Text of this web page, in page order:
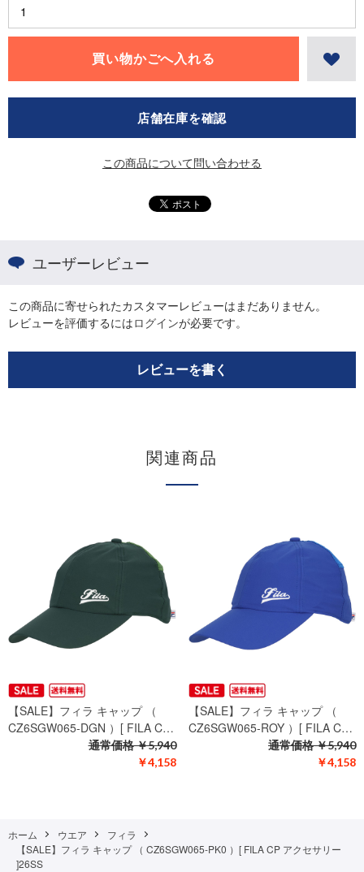
店舗在庫を確認
この商品について問い合わせる
ユーザーレビュー
この商品に寄せられたカスタマーレビューはまだありません。
レビューを評価するにはログインが必要です。
レビューを書く
関連商品
【SALE】フィラ キャップ （
CZ6SGW065-DGN ）[ FILA C…
￥4,158
通常価格￥5,940
【SALE】フィラ キャップ （
CZ6SGW065-ROY ）[ FILA C…
￥4,158
通常価格￥5,940
ホーム ウエア
フィラ
【SALE】フィラ キャップ （ CZ6SGW065-PK0 ）[ FILA CP アクセサリー
]26SS